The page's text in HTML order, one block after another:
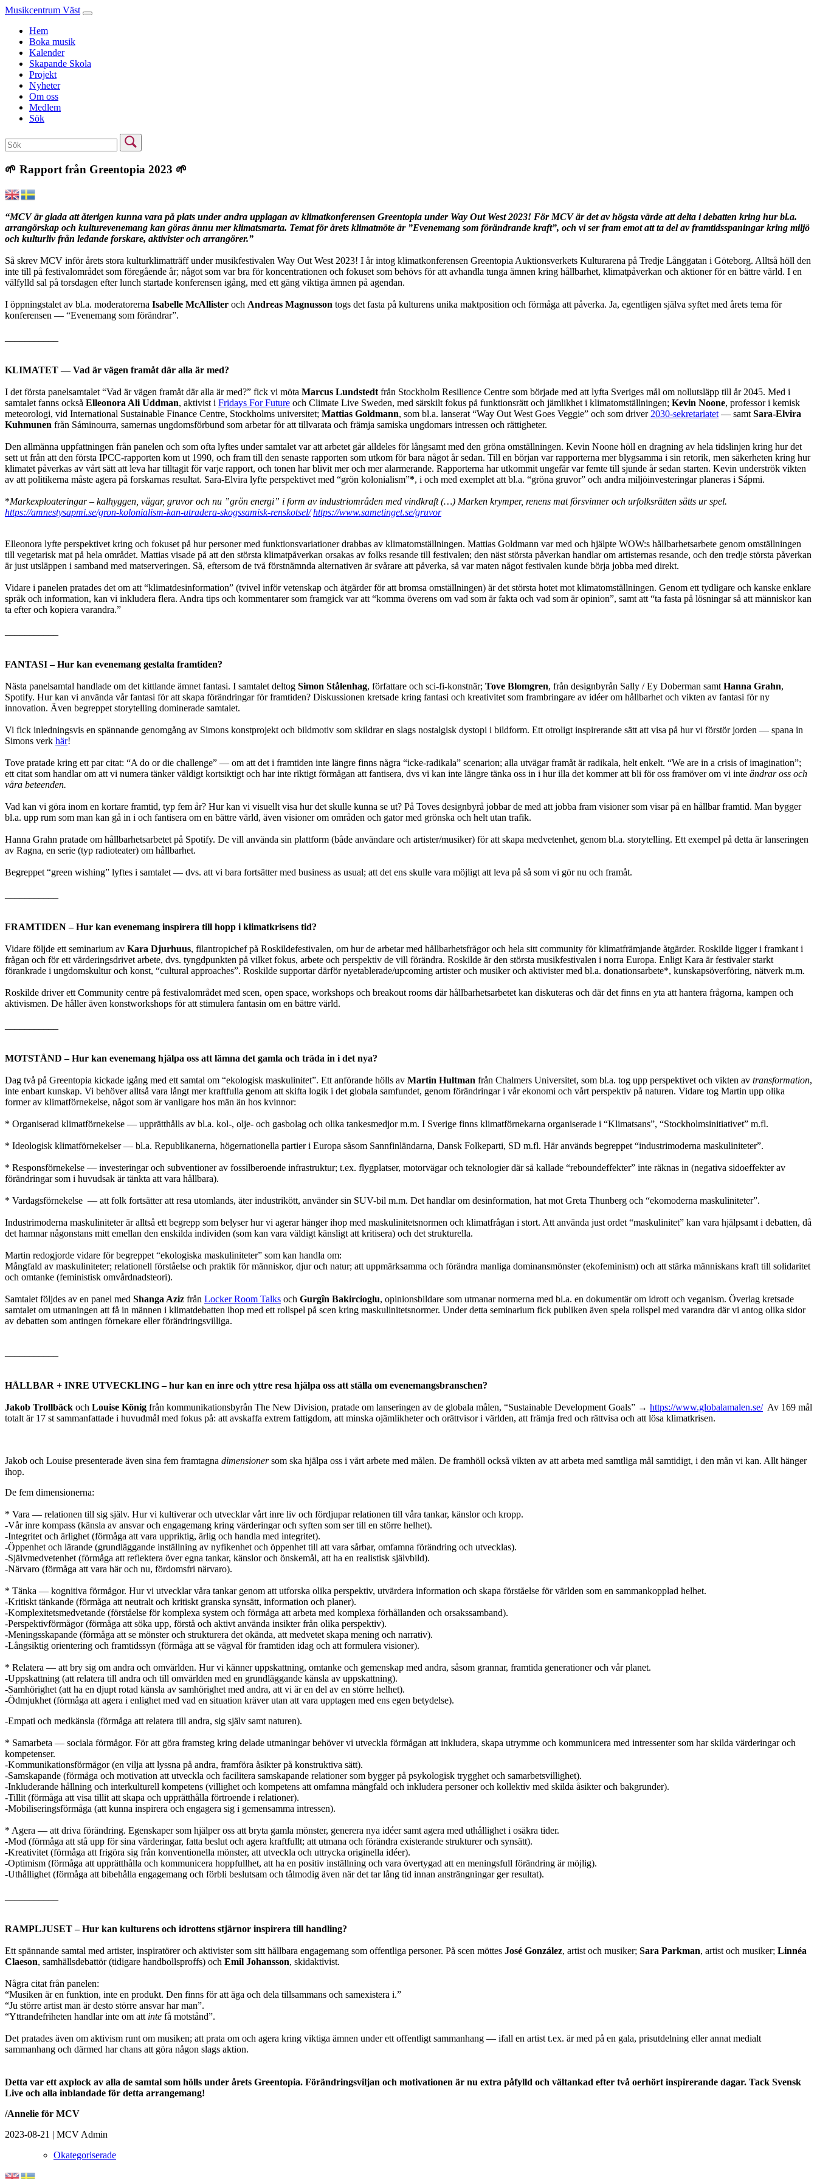
Musikcentrum Väst
Hem
Boka musik
Kalender
Skapande Skola
Projekt
Nyheter
Om oss
Medlem
Sök
🌱 Rapport från Greentopia 2023 🌱
“MCV är glada att återigen kunna vara på plats under andra upplagan av klimatkonferensen Greentopia under Way Out West 2023! För MCV är det av högsta värde att delta i debatten kring hur bl.a.
arrangörskap och kulturevenemang kan göras ännu mer klimatsmarta. Temat för årets klimatmöte är ”Evenemang som förändrande kraft”, och vi ser fram emot att ta del avframtidsspaningar kring miljö
och kulturliv från ledande forskare, aktivister och arrangörer.”
Så skrev MCV inför årets stora kulturklimatträff under musikfestivalen Way Out West 2023! I år intog klimatkonferensen Greentopia Auktionsverkets Kulturarena på Tredje Långgatan i Göteborg. Alltså höll den
inte till på festivalområdet som föregående år; något som var bra för koncentrationen och fokuset som behövs för att avhandla tunga ämnen kring hållbarhet, klimatpåverkan och aktioner för en bättre värld. I en
välfylld sal på torsdagen efter lunch startade konferensen igång, med ett gäng viktiga ämnen på agendan.
I öppningstalet av bl.a. moderatorerna Isabelle McAllister och Andreas Magnusson togs det fasta på kulturens unika maktposition och förmåga att påverka. Ja, egentligen själva syftet med årets tema för
konferensen — “Evenemang som förändrar”.
KLIMATET — Vad är vägen framåt där alla är med?
I det första panelsamtalet “Vad är vägen framåt där alla är med?” fick vi möta Marcus Lundstedtfrån Stockholm Resilience Centre som började med att lyfta Sveriges mål om nollutsläpp till år 2045. Med i
samtalet fanns också Elleonora Ali Uddman, aktivist i Fridays For Future och Climate Live Sweden, med särskilt fokus på funktionsrätt och jämlikhet i klimatomställningen; Kevin Noone, professor i kemisk
meteorologi, vid International Sustainable Finance Centre, Stockholms universitet; Mattias Goldmann, som bl.a. lanserat “Way Out West Goes Veggie” och som driver2030-sekretariatet— samtSara-Elvira
Kuhmunen från Sáminourra, samernas ungdomsförbund som arbetar för att tillvarata och främja samiska ungdomars intressen och rättigheter.
Den allmänna uppfattningen från panelen och som ofta lyftes under samtalet var att arbetet går alldeles för långsamt med den gröna omställningen. Kevin Noone höll en dragning av hela tidslinjen kring hur det
sett ut från att den första IPCC-rapporten kom ut 1990, och fram till den senaste rapporten som utkom för bara något år sedan. Till en början var rapporterna mer blygsamma i sin retorik, men säkerheten kring hur
klimatet påverkas av vårt sätt att leva har tilltagit för varje rapport, och tonen har blivit mer och mer alarmerande. Rapporterna har utkommit ungefär var femte till sjunde år sedan starten. Kevin underströk vikten
av att politikerna måste agera på forskarnas resultat. Sara-Elvira lyfte perspektivet med “grön kolonialism”*, i och med exemplet att bl.a. “gröna gruvor” och andra miljöinvesteringar planeras i Sápmi.
*Markexploateringar – kalhyggen, vägar, gruvor och nu ”grön energi” i form av industriområden med vindkraft (…) Marken krymper, renens mat försvinner och urfolksrätten sätts ur spel.
https://amnestysapmi.se/gron-kolonialism-kan-utradera-skogssamisk-renskotsel/ https://www.sametinget.se/gruvor
Elleonora lyfte perspektivet kring och fokuset på hur personer med funktionsvariationer drabbas av klimatomställningen. Mattias Goldmann var med och hjälpte WOW:s hållbarhetsarbete genom omställningen
till vegetarisk mat på hela området. Mattias visade på att den största klimatpåverkan orsakas av folks resande till festivalen; den näst största påverkan handlar om artisternas resande, och den tredje största påverkan
är just utsläppen i samband med matserveringen. Så, eftersom de två förstnämnda alternativen är svårare att påverka, så var maten något festivalen kunde börja jobba med direkt.
Vidare i panelen pratades det om att “klimatdesinformation” (tvivel inför vetenskap och åtgärder för att bromsa omställningen) är det största hotet mot klimatomställningen. Genom ett tydligare och kanske enklare
språk och information, kan vi inkludera flera. Andra tips och kommentarer som framgick var att “komma överens om vad som är fakta och vad som är opinion”, samt att “ta fasta på lösningar så att människor kan
ta efter och kopiera varandra.”
FANTASI– Hur kan evenemang gestalta framtiden?
Nästa panelsamtal handlade om det kittlande ämnet fantasi. I samtalet deltog Simon Stålenhag, författare och sci-fi-konstnär; Tove Blomgren, från designbyrån Sally / Ey Doberman samtHanna Grahn,
Spotify. Hur kan vi använda vår fantasi för att skapa förändringar för framtiden? Diskussionen kretsade kring fantasi och kreativitet som frambringare av idéer om hållbarhet och vikten av fantasi för ny
innovation. Även begreppet storytelling dominerade samtalet.
Vi fick inledningsvis en spännande genomgång av Simons konstprojekt och bildmotiv som skildrar en slags nostalgisk dystopi i bildform. Ett otroligt inspirerande sätt att visa på hur vi förstör jorden — spana in
Simons verk här!
Tove pratade kring ett par citat: “A do or die challenge” — om att det i framtiden inte längre finns några “icke-radikala” scenarion; alla utvägar framåt är radikala, helt enkelt. “We are in a crisis of imagination”;
ett citat som handlar om att vi numera tänker väldigt kortsiktigt och har inte riktigt förmågan att fantisera, dvs vi kan inte längre tänka oss in i hur illa det kommer att bli för oss framöver om vi inte ändrar oss och
våra beteenden.
Vad kan vi göra inom en kortare framtid, typ fem år? Hur kan vi visuellt visa hur det skulle kunna se ut? På Toves designbyrå jobbar de med att jobba fram visioner som visar på en hållbar framtid. Man bygger
bl.a. upp rum som man kan gå in i och fantisera om en bättre värld, även visioner om områden och gator med grönska och helt utan trafik.
Hanna Grahn pratade om hållbarhetsarbetet på Spotify. De vill använda sin plattform (både användare och artister/musiker) för att skapa medvetenhet, genom bl.a. storytelling. Ett exempel på detta är lanseringen
av Ragna, en serie (typ radioteater) om hållbarhet.
Begreppet “green wishing” lyftes i samtalet — dvs. att vi bara fortsätter med business as usual; att det ens skulle vara möjligt att leva på så som vi gör nu och framåt.
FRAMTIDEN– Hur kan evenemang inspirera till hopp i klimatkrisens tid?
Vidare följde ett seminarium av Kara Djurhuus, filantropichef på Roskildefestivalen, om hur de arbetar med hållbarhetsfrågor och hela sitt community för klimatfrämjande åtgärder. Roskilde ligger i framkant i
frågan och för ett värderingsdrivet arbete, dvs. tyngdpunkten på vilket fokus, arbete och perspektiv de vill förändra. Roskilde är den största musikfestivalen i norra Europa. Enligt Kara är festivaler starkt
förankrade i ungdomskultur och konst, “cultural approaches”. Roskilde supportar därför nyetablerade/upcoming artister och musiker och aktivister med bl.a. donationsarbete*, kunskapsöverföring, nätverk m.m.
Roskilde driver ett Community centre på festivalområdet med scen, open space, workshops och breakout rooms där hållbarhetsarbetet kan diskuteras och där det finns en yta att hantera frågorna, kampen och
aktivismen. De håller även konstworkshops för att stimulera fantasin om en bättre värld.
MOTSTÅND– Hur kan evenemang hjälpa oss att lämna det gamla och träda in i det nya?
Dag två på Greentopia kickade igång med ett samtal om “ekologisk maskulinitet”. Ett anförande hölls av Martin Hultman från Chalmers Universitet, som bl.a. tog upp perspektivet och vikten av transformation,
inte enbart kunskap. Vi behöver alltså vara långt mer kraftfulla genom att skifta logik i det globala samfundet, genom förändringar i vår ekonomi och vårt perspektiv på naturen. Vidare tog Martin upp olika
former av klimatförnekelse, något som är vanligare hos män än hos kvinnor:
* Organiserad klimatförnekelse — upprätthålls av bl.a. kol-, olje- och gasbolag och olika tankesmedjor m.m. I Sverige finns klimatförnekarna organiserade i “Klimatsans”, “Stockholmsinitiativet” m.fl.
* Ideologisk klimatförnekelser — bl.a. Republikanerna, högernationella partier i Europa såsom Sannfinländarna, Dansk Folkeparti, SD m.fl. Här används begreppet “industrimoderna maskuliniteter”.
* Responsförnekelse — investeringar och subventioner av fossilberoende infrastruktur; t.ex. flygplatser, motorvägar och teknologier där så kallade “reboundeffekter” inte räknas in (negativa sidoeffekter av
förändringar som i huvudsak är tänkta att vara hållbara).
* Vardagsförnekelse — att folk fortsätter att resa utomlands, äter industrikött, använder sin SUV-bil m.m. Det handlar om desinformation, hat mot Greta Thunberg och “ekomoderna maskuliniteter”.
Industrimoderna maskuliniteter är alltså ett begrepp som belyser hur vi agerar hänger ihop med maskulinitetsnormen och klimatfrågan i stort. Att använda just ordet “maskulinitet” kan vara hjälpsamt i debatten, då
det hamnar någonstans mitt emellan den enskilda individen (som kan vara väldigt känsligt att kritisera) och det strukturella.
Martin redogjorde vidare för begreppet “ekologiska maskuliniteter” som kan handla om:
Mångfald av maskuliniteter; relationell förståelse och praktik för människor, djur och natur; att uppmärksamma och förändra manliga dominansmönster (ekofeminism) och att stärka människans kraft till solidaritet
och omtanke (feministisk omvårdnadsteori).
Samtalet följdes av en panel med Shanga Aziz från Locker Room Talks och Gurgîn Bakircioglu, opinionsbildare som utmanar normerna med bl.a. en dokumentär om idrott och veganism. Överlag kretsade
samtalet om utmaningen att få in männen i klimatdebatten ihop med ett rollspel på scen kring maskulinitetsnormer. Under detta seminarium fick publiken även spela rollspel med varandra där vi antog olika sidor
av debatten som antingen förnekare eller förändringsvilliga.
HÅLLBAR + INRE UTVECKLING– hur kan en inre och yttre resa hjälpa oss att ställa om evenemangsbranschen?
Jakob Trollbäck och Louise König från kommunikationsbyrån The New Division, pratade om lanseringen av de globala målen, “Sustainable Development Goals” → https://www.globalamalen.se/Av 169 mål
totalt är 17 st sammanfattade i huvudmål med fokus på: att avskaffa extrem fattigdom, att minska ojämlikheter och orättvisor i världen, att främja fred och rättvisa och att lösa klimatkrisen.
Jakob och Louise presenterade även sina fem framtagna dimensionersom ska hjälpa oss i vårt arbete med målen. De framhöll också vikten av att arbeta med samtliga mål samtidigt, i den mån vi kan. Allt hänger
ihop.
De fem dimensionerna:
* Vara — relationen till sig själv. Hur vi kultiverar och utvecklar vårt inre liv och fördjupar relationen till våra tankar, känslor och kropp.
-Vår inre kompass (känsla av ansvar och engagemang kring värderingar och syften som ser till en större helhet).
-Integritet och ärlighet (förmåga att vara uppriktig, ärlig och handla med integritet).
-Öppenhet och lärande (grundläggande inställning av nyfikenhet och öppenhet till att vara sårbar, omfamna förändring och utvecklas).
-Självmedvetenhet (förmåga att reflektera över egna tankar, känslor och önskemål, att ha en realistisk självbild).
-Närvaro (förmåga att vara här och nu, fördomsfri närvaro).
* Tänka — kognitiva förmågor. Hur vi utvecklar våra tankar genom att utforska olika perspektiv, utvärdera information och skapa förståelse för världen som en sammankopplad helhet.
-Kritiskt tänkande (förmåga att neutralt och kritiskt granska synsätt, information och planer).
-Komplexitetsmedvetande (förståelse för komplexa system och förmåga att arbeta med komplexa förhållanden och orsakssamband).
-Perspektivförmågor (förmåga att söka upp, förstå och aktivt använda insikter från olika perspektiv).
-Meningsskapande (förmåga att se mönster och strukturera det okända, att medvetet skapa mening och narrativ).
-Långsiktig orientering och framtidssyn (förmåga att se vägval för framtiden idag och att formulera visioner).
* Relatera — att bry sig om andra och omvärlden. Hur vi känner uppskattning, omtanke och gemenskap med andra, såsom grannar, framtida generationer och vår planet.
-Uppskattning (att relatera till andra och till omvärlden med en grundläggande känsla av uppskattning).
-Samhörighet (att ha en djupt rotad känsla av samhörighet med andra, att vi är en del av en större helhet).
-Ödmjukhet (förmåga att agera i enlighet med vad en situation kräver utan att vara upptagen med ens egen betydelse).
-Empati och medkänsla (förmåga att relatera till andra, sig själv samt naturen).
* Samarbeta — sociala förmågor. För att göra framsteg kring delade utmaningar behöver vi utveckla förmågan att inkludera, skapa utrymme och kommunicera med intressenter som har skilda värderingar och
kompetenser.
-Kommunikationsförmågor (en vilja att lyssna på andra, framföra åsikter på konstruktiva sätt).
-Samskapande (förmåga och motivation att utveckla och facilitera samskapande relationer som bygger på psykologisk trygghet och samarbetsvillighet).
-Inkluderande hållning och interkulturell kompetens (villighet och kompetens att omfamna mångfald och inkludera personer och kollektiv med skilda åsikter och bakgrunder).
-Tillit (förmåga att visa tillit att skapa och upprätthålla förtroende i relationer).
-Mobiliseringsförmåga (att kunna inspirera och engagera sig i gemensamma intressen).
* Agera — att driva förändring. Egenskaper som hjälper oss att bryta gamla mönster, generera nya idéer samt agera med uthållighet i osäkra tider.
-Mod (förmåga att stå upp för sina värderingar, fatta beslut och agera kraftfullt; att utmana och förändra existerande strukturer och synsätt).
-Kreativitet (förmåga att frigöra sig från konventionella mönster, att utveckla och uttrycka originella idéer).
-Optimism (förmåga att upprätthålla och kommunicera hoppfullhet, att ha en positiv inställning och vara övertygad att en meningsfull förändring är möjlig).
-Uthållighet (förmåga att bibehålla engagemang och förbli beslutsam och tålmodig även när det tar lång tid innan ansträngningar ger resultat).
RAMPLJUSET– Hur kan kulturens och idrottens stjärnor inspirera till handling?
Ett spännande samtal med artister, inspiratörer och aktivister som sitt hållbara engagemang som offentliga personer. På scen möttes José González, artist och musiker; Sara Parkman, artist och musiker; Linnéa
Claeson, samhällsdebattör (tidigare handbollsproffs) och Emil Johansson, skidaktivist.
Några citat från panelen:
“Musiken är en funktion, inte en produkt. Den finns för att äga och dela tillsammans och samexistera i.”
“Ju större artist man är desto större ansvar har man”.
“Yttrandefriheten handlar inte om att inte få motstånd”.
Det pratades även om aktivism runt om musiken; att prata om och agera kring viktiga ämnen under ett offentligt sammanhang — ifall en artist t.ex. är med på en gala, prisutdelning eller annat medialt
sammanhang och därmed har chans att göra någon slags aktion.
Detta var ett axplock av alla de samtal som hölls under årets Greentopia. Förändringsviljan och motivationen är nu extra påfylld och vältankad efter två oerhört inspirerande dagar. Tack Svensk
Live och alla inblandade för detta arrangemang!
/Annelie för MCV
2023-08-21 | MCV Admin
Okategoriserade